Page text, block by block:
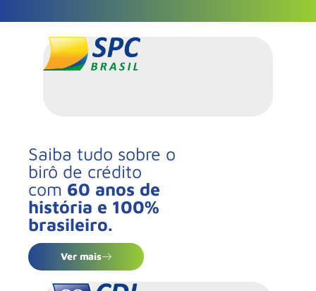
Saiba tudo sobre o
birô de crédito
com 60 anos de
história e 100%
brasileiro.
Ver mais